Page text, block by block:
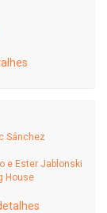
Sánchez
e Ester Jablonski
House